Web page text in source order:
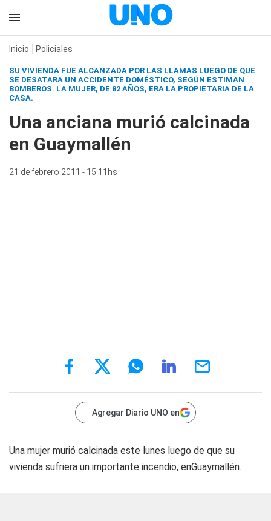
Inicio Policiales
SU VIVIENDA FUE ALCANZADA POR LAS LLAMAS LUEGO DE QUE
SE DESATARA UN ACCIDENTE DOMÉSTICO, SEGÚN ESTIMAN
BOMBEROS. LA MUJER, DE 82 AÑOS, ERA LA PROPIETARIA DE LA
CASA.
Una anciana murió calcinada
en Guaymallén
21 de febrero 2011 - 15:11hs
Agregar Diario UNO en
Una mujer murió calcinada este lunes luego de que su
vivienda sufriera un importante incendio, enGuaymallén.